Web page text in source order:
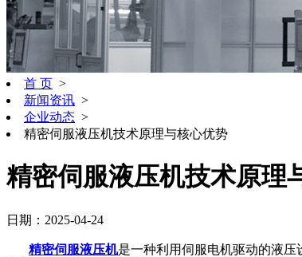
首 页 >
新闻资讯 >
企业动态 >
精密伺服液压机技术原理与核心优势
精密伺服液压机技术原理
日期：2025-04-24
精密伺服液压机是一种利用伺服电机驱动的液